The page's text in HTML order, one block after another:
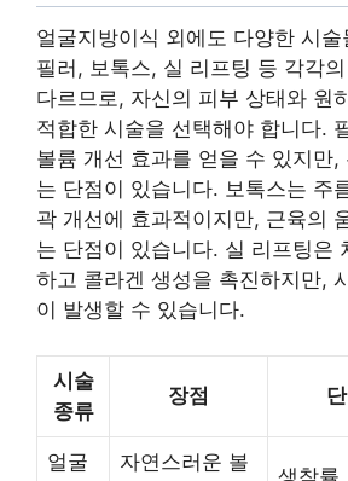
얼굴지방이식 외에도 다양한 시
필러, 보톡스, 실 리프팅 등 각각
다르므로, 자신의 피부 상태와 원
적합한 시술을 선택해야 합니다.
볼륨 개선 효과를 얻을 수 있지만,
는 단점이 있습니다. 보톡스는 주
곽 개선에 효과적이지만, 근육의
는 단점이 있습니다. 실 리프팅은
하고 콜라겐 생성을 촉진하지만,
이 발생할 수 있습니다.
시술
종류
장점
얼굴
자연스러운 볼